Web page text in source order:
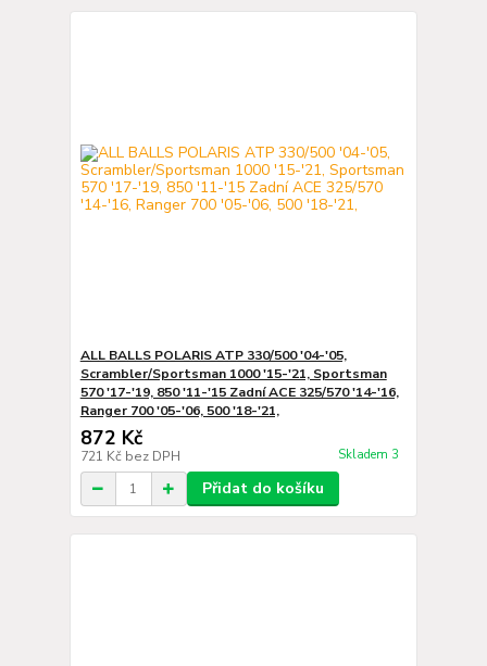
ALL BALLS POLARIS ATP 330/500 '04-'05,
Scrambler/Sportsman 1000 '15-'21, Sportsman
570 '17-'19, 850 '11-'15 Zadní ACE 325/570 '14-'16,
Ranger 700 '05-'06, 500 '18-'21,
872 Kč
721 Kč bez DPH Skladem 3
Přidat do košíku